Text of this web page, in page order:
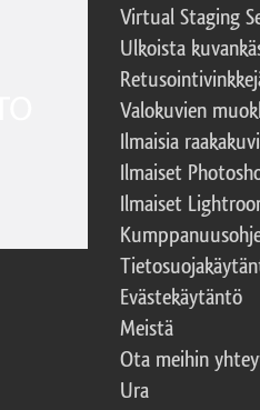
Virtual Staging
Ulkoista
Valokuvien
Ilmaisia
Ilmaiset
Ilmaiset
Evästekäytäntö
Meistä
Ota meihin
Ura